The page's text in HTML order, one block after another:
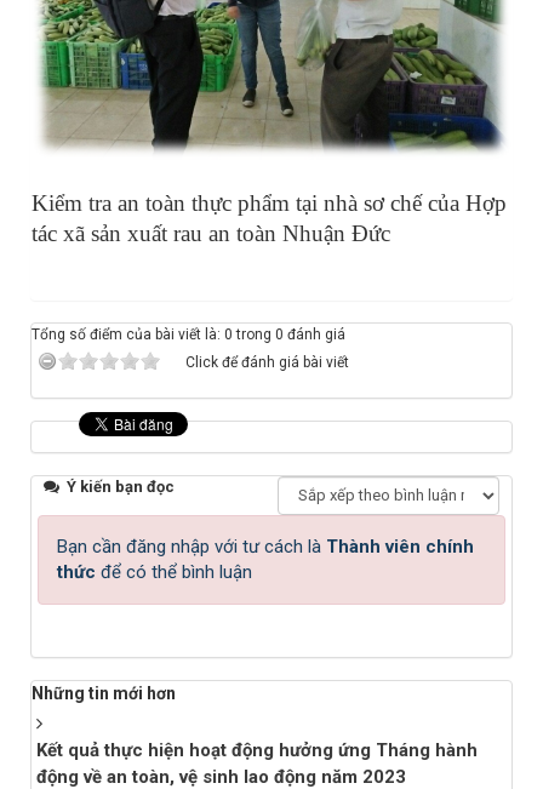
Kiểm tra an toàn thực phẩm tại nhà sơ chế của Hợp
tác xã sản xuất rau an toàn Nhuận Đức
Tổng số điểm của bài viết là: 0 trong 0 đánh giá
Click để đánh giá bài viết
Ý kiến bạn đọc
Bạn cần đăng nhập với tư cách là Thành viên chính
thức để có thể bình luận
Những tin mới hơn
Kết quả thực hiện hoạt động hưởng ứng Tháng hành
động về an toàn, vệ sinh lao động năm 2023